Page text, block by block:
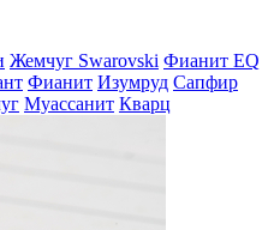
Жемчуг Swarovski Фианит EQ
Фианит Изумруд Сапфир
Муассанит Кварц